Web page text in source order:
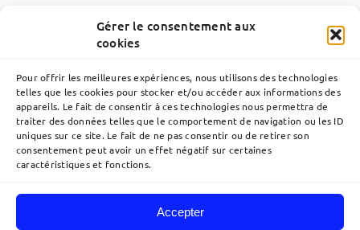
Gérer le consentement aux
cookies
Pour offrir les meilleures expériences, nous utilisons des technologies
telles que les cookies pour stocker et/ou accéder aux informations des
appareils. Le fait de consentir à ces technologies nous permettra de
traiter des données telles que le comportement de navigation ou les ID
uniques sur ce site. Le fait de ne pas consentir ou de retirer son
consentement peut avoir un effet négatif sur certaines
caractéristiques et fonctions.
Accepter
Enfin, Pierre-Emmanuel est membre de
plusieurs associations dans le domaine de la
propriété intellectuelle, dont l’Association des
l’Association Internationale pour la Protection de
la Propriété Intellectuelle (AIPPI) et l’EPLAW
(European Patent Lawyers Association).